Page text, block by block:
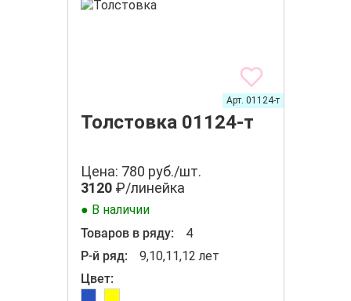
Толстовка 01124-т
Арт. 01124-т
Цена: 780 руб./шт.
3120₽/линейка
● В наличии
Товаров в ряду:
4
Р-й ряд:
9,10,11,12 лет
Цвет: